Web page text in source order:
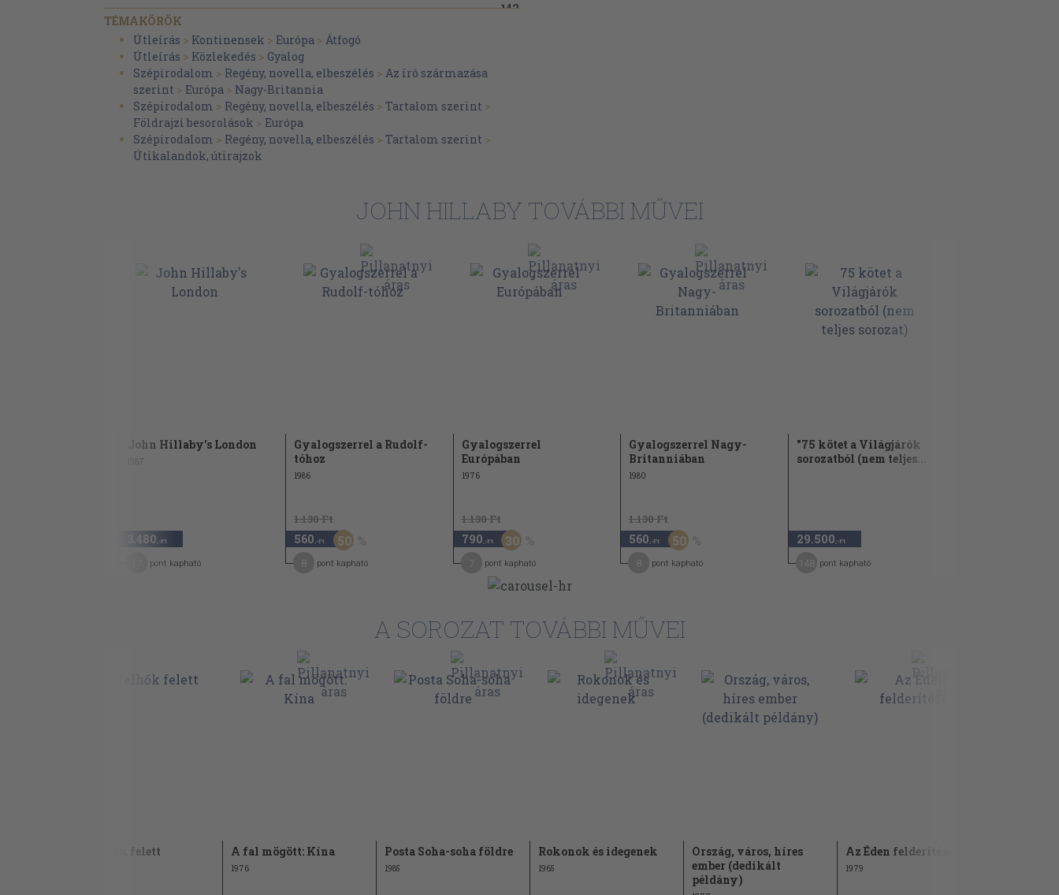
A Vogézek
142
Téthisz partjai
Keserves ostrom
Napfényes hegylánc
A Magas-Alpok
Odalenn délen
TÉMAKÖRÖK
Útleírás > Kontinensek > Európa > Átfogó
Útleírás > Közlekedés > Gyalog
Szépirodalom > Regény, novella, elbeszélés > Az író származása
szerint > Európa > Nagy-Britannia
Szépirodalom > Regény, novella, elbeszélés > Tartalom szerint >
Földrajzi besorolások > Európa
Szépirodalom > Regény, novella, elbeszélés > Tartalom szerint >
Útikalandok, útirajzok
JOHN HILLABY TOVÁBBI MŰVEI
John Hillaby's London
1987
3.480 ,-Ft
pont kapható
Gyalogszerrel a Rudolf-
tóhoz
1986
1.130 Ft
560 ,-Ft 50
pont kapható
Gyalogszerrel
Európában
1976
1.130 Ft
790 ,-Ft 30
pont kapható
Gyalogszerrel Nagy-
Britanniában
1980
1.130 Ft
560 ,-Ft 50
pont kapható
"75 kötet a Világjárók
sorozatból (nem teljes...
29.500 ,-Ft
pont kapható
A SOROZAT TOVÁBBI MŰVEI
A felhők felett A fal mögött: Kína
1976
Posta Soha-soha földre
1985
Rokonok és idegenek
1965
Ország, város, híres
ember (dedikált
példány)
Az Éden felderítése
1979